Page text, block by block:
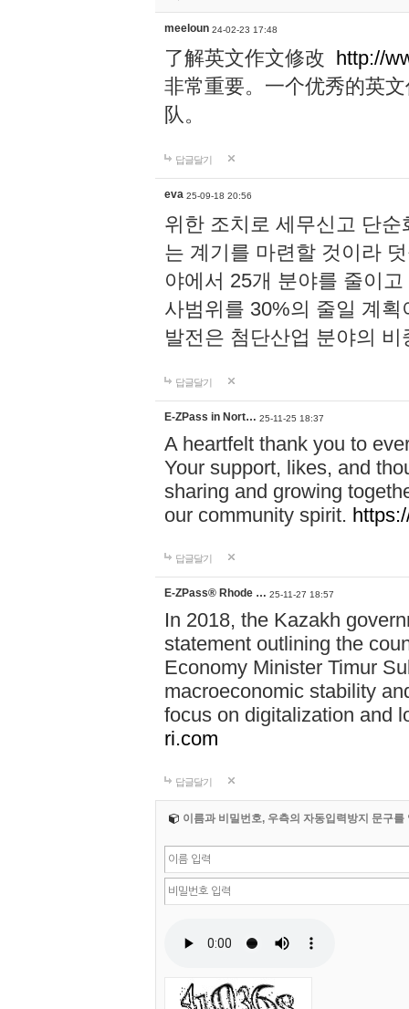
meeloun 24-02-23 17:48
了解英文作文修改 http://
非常重要。一个优秀的英
队。
답글달기
eva 25-09-18 20:56
위한 조치로 세무신고 단
는 계기를 마련할 것이라
야에서 25개 분야를 줄이
사범위를 30%의 줄일 계
발전은 첨단산업 분야의
답글달기
E-ZPass in Nort… 25-11-25 18:37
A heartfelt thank you to
Your support, likes, and
sharing and growing
our community spirit.
답글달기
E-ZPass® Rhode … 25-11-27 18:57
In 2018, the Kazakh
statement outlining the
Economy Minister Timur
macroeconomic stability
focus on digitalization and
ri.com
답글달기
이름과 비밀번호, 우측의 자동입력방지 문구를